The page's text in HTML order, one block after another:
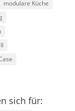
modulare Küche
sich für: